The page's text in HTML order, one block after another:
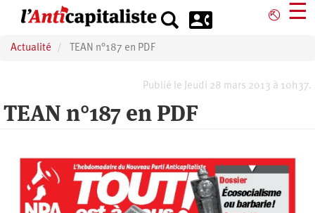
principal
⎋ ☰
Actualité TEAN n°187 en PDF
Publié le Jeudi 28 mars 2013 à 10h37.
TEAN n°187 en PDF